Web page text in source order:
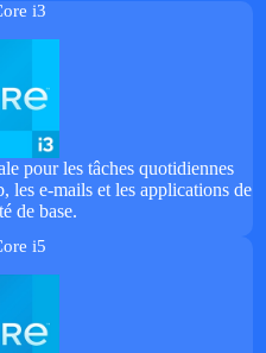
i3
pour les tâches quotidiennes
les e-mails et les applications de
de base.
i5